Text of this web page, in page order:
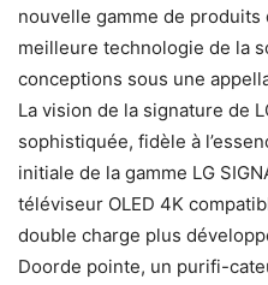
nouvelle gamme de
meilleure technologie de la
conceptions sous une
La vision de la signature de
sophistiquée, fidèle à
initiale de la gamme LG
téléviseur OLED 4K
double charge plus
Doorde pointe, un purifi-